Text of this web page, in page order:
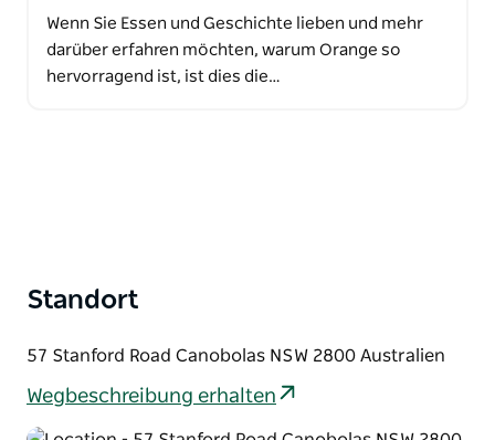
Wenn Sie Essen und Geschichte lieben und mehr
darüber erfahren möchten, warum Orange so
hervorragend ist, ist dies die…
Standort
57 Stanford Road Canobolas NSW 2800 Australien
Wegbeschreibung erhalten